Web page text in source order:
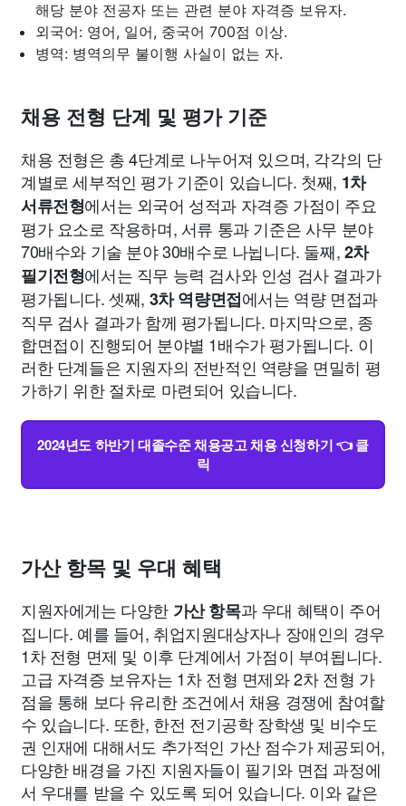
해당 분야 전공자 또는 관련 분야 자격증 보유자.
외국어: 영어, 일어, 중국어 700점 이상.
병역: 병역의무 불이행 사실이 없는 자.
채용 전형 단계 및 평가 기준
채용 전형은 총 4단계로 나누어져 있으며, 각각의 단
계별로 세부적인 평가 기준이 있습니다. 첫째, 1차
서류전형에서는 외국어 성적과 자격증 가점이 주요
평가 요소로 작용하며, 서류 통과 기준은 사무 분야
70배수와 기술 분야 30배수로 나뉩니다. 둘째,2차
필기전형에서는 직무 능력 검사와 인성 검사 결과가
평가됩니다. 셋째, 3차 역량면접에서는 역량 면접과
직무 검사 결과가 함께 평가됩니다. 마지막으로, 종
합면접이 진행되어 분야별 1배수가 평가됩니다. 이
러한 단계들은 지원자의 전반적인 역량을 면밀히 평
가하기 위한 절차로 마련되어 있습니다.
2024년도 하반기 대졸수준 채용공고 채용 신청하기 👈 클
릭
가산 항목 및 우대 혜택
지원자에게는 다양한 가산 항목과 우대 혜택이 주어
집니다. 예를 들어, 취업지원대상자나 장애인의 경우
1차 전형 면제 및 이후 단계에서 가점이 부여됩니다.
고급 자격증 보유자는 1차 전형 면제와 2차 전형 가
점을 통해 보다 유리한 조건에서 채용 경쟁에 참여할
수 있습니다. 또한, 한전 전기공학 장학생 및 비수도
권 인재에 대해서도 추가적인 가산 점수가 제공되어,
다양한 배경을 가진 지원자들이 필기와 면접 과정에
서 우대를 받을 수 있도록 되어 있습니다. 이와 같은